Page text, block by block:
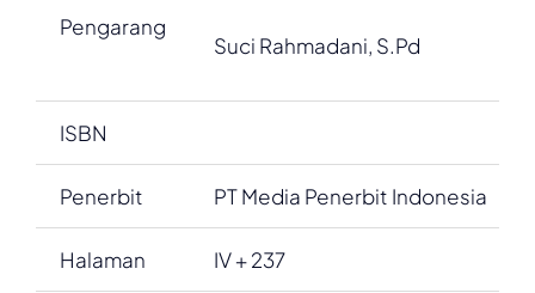
Pengarang
Suci Rahmadani, S.Pd
ISBN
Penerbit PT Media Penerbit Indonesia
Halaman IV + 237